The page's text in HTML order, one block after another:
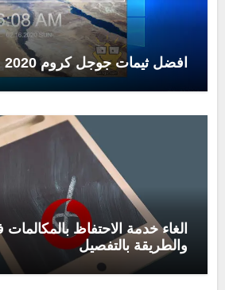
افضل ثيمات جوجل كروم 2020
الغاء خدمة الاحتفاظ
والطريقة بالتفصيل